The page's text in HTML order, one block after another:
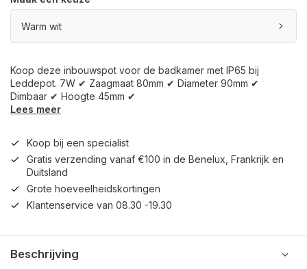
Warm wit
Koop deze inbouwspot voor de badkamer met IP65 bij
Leddepot. 7W ✔ Zaagmaat 80mm ✔ Diameter 90mm ✔
Dimbaar ✔ Hoogte 45mm ✔
Lees meer
Koop bij een specialist
Gratis verzending vanaf €100 in de Benelux, Frankrijk en
Duitsland
Grote hoeveelheidskortingen
Klantenservice van 08.30 -19.30
Beschrijving